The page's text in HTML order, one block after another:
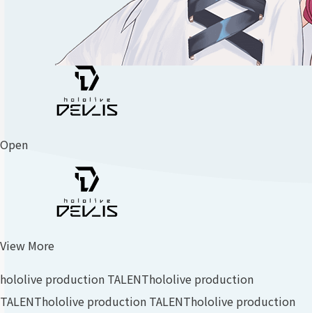
Open
View More
hololive production TALENThololive production
TALENThololive production TALENThololive production